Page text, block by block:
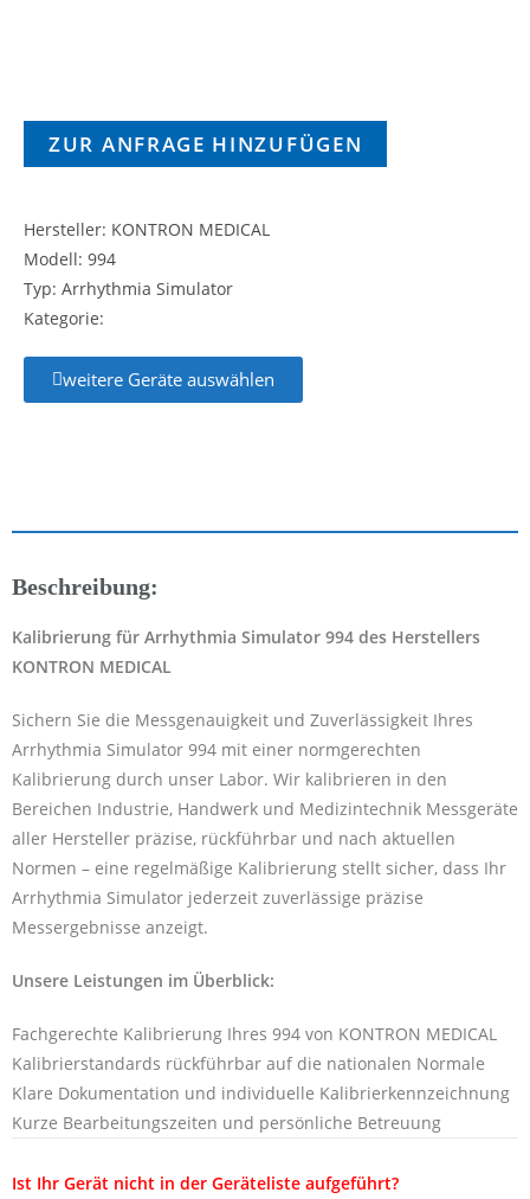
ZUR ANFRAGE HINZUFÜGEN
Hersteller: KONTRON MEDICAL
Modell: 994
Typ: Arrhythmia Simulator
Kategorie:
weitere Geräte auswählen
Beschreibung:
Kalibrierung für Arrhythmia Simulator 994 des Herstellers
KONTRON MEDICAL
Sichern Sie die Messgenauigkeit und Zuverlässigkeit Ihres
Arrhythmia Simulator 994 mit einer normgerechten
Kalibrierung durch unser Labor. Wir kalibrieren in den
Bereichen Industrie, Handwerk und Medizintechnik Messgeräte
aller Hersteller präzise, rückführbar und nach aktuellen
Normen – eine regelmäßige Kalibrierung stellt sicher, dass Ihr
Arrhythmia Simulator jederzeit zuverlässige präzise
Messergebnisse anzeigt.
Unsere Leistungen im Überblick:
Fachgerechte Kalibrierung Ihres 994 von KONTRON MEDICAL
Kalibrierstandards rückführbar auf die nationalen Normale
Klare Dokumentation und individuelle Kalibrierkennzeichnung
Kurze Bearbeitungszeiten und persönliche Betreuung
Ist Ihr Gerät nicht in der Geräteliste aufgeführt?